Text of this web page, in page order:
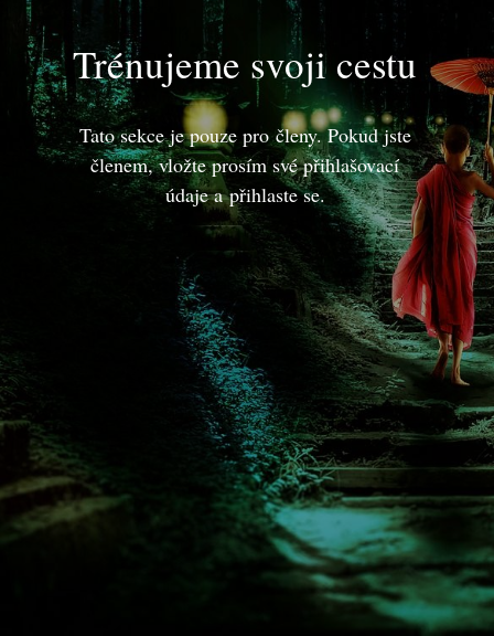
Trénujeme svoji cestu
Tato sekce je pouze pro členy. Pokud jste
členem, vložte prosím své přihlašovací
údaje a přihlaste se.